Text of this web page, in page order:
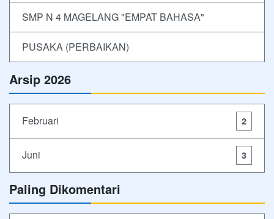
SMP N 4 MAGELANG "EMPAT BAHASA"
PUSAKA (PERBAIKAN)
Arsip 2026
Februari 2
Juni 3
Paling Dikomentari